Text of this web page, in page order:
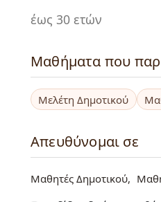
έως 30 ετών
Μαθήματα που
Μελέτη Δημοτικού
Απευθύνομαι σε
Μαθητές Δημοτικού